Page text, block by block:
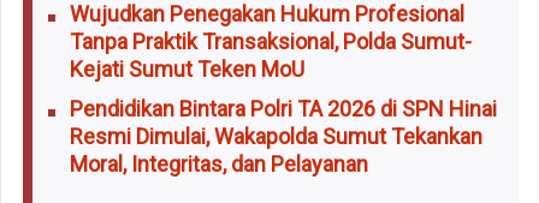
Wujudkan Penegakan Hukum Profesional
Tanpa Praktik Transaksional, Polda Sumut-
Kejati Sumut Teken MoU
Pendidikan Bintara Polri TA 2026 di SPN Hinai
Resmi Dimulai, Wakapolda Sumut Tekankan
Moral, Integritas, dan Pelayanan